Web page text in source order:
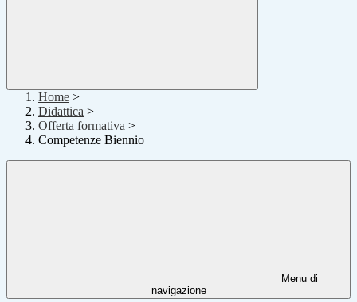
Home >
Didattica >
Offerta formativa >
Competenze Biennio
Menu di
navigazione